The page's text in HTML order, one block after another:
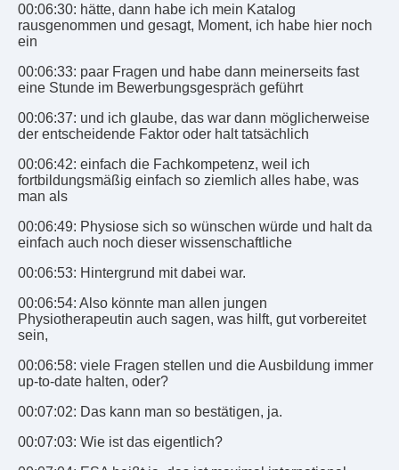
00:06:30: hätte, dann habe ich mein Katalog
rausgenommen und gesagt, Moment, ich habe hier noch
ein
00:06:33: paar Fragen und habe dann meinerseits fast
eine Stunde im Bewerbungsgespräch geführt
00:06:37: und ich glaube, das war dann möglicherweise
der entscheidende Faktor oder halt tatsächlich
00:06:42: einfach die Fachkompetenz, weil ich
fortbildungsmäßig einfach so ziemlich alles habe, was
man als
00:06:49: Physiose sich so wünschen würde und halt da
einfach auch noch dieser wissenschaftliche
00:06:53: Hintergrund mit dabei war.
00:06:54: Also könnte man allen jungen
Physiotherapeutin auch sagen, was hilft, gut vorbereitet
sein,
00:06:58: viele Fragen stellen und die Ausbildung immer
up-to-date halten, oder?
00:07:02: Das kann man so bestätigen, ja.
00:07:03: Wie ist das eigentlich?